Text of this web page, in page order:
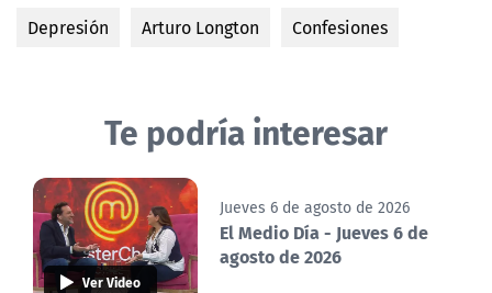
Depresión Arturo Longton Confesiones
Te podría interesar
Ver Video
Jueves 6 de agosto de 2026
El Medio Día - Jueves 6 de
agosto de 2026